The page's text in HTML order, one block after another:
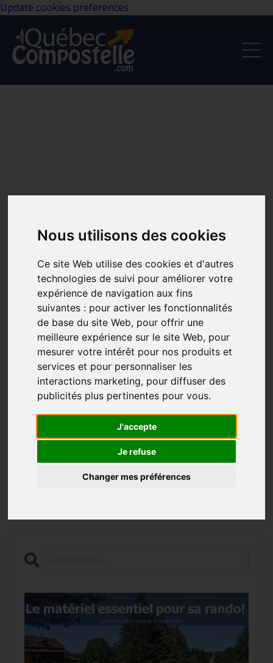
Nous utilisons des cookies
Ce site Web utilise des cookies et d'autres
technologies de suivi pour améliorer votre
expérience de navigation aux fins
suivantes : pour activer les fonctionnalités
de base du site Web, pour offrir une
meilleure expérience sur le site Web, pour
mesurer votre intérêt pour nos produits et
services et pour personnaliser les
interactions marketing, pour diffuser des
publicités plus pertinentes pour vous.
J'accepte
Je refuse
Changer mes préférences
Update cookies preferences
Les trois étapes pour vivre la rando-
communautaire (partie 1)
Informer Préparation Étapes
Mar 30, 2023
Pour que ton aventure soit réussie, humaine,
sécuritaire et sans blessure.
La plupart des gens font cette démarche pour vivre
une transition de vie. Il s’agit d’une grande aventure
pour enfin prendre une pause dans sa vie, faire le
point et se réaligner dans le bonheur; du temps pour
relaxer, se re...